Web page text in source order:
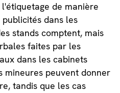
de manière
dans les
stands comptent, mais
faites par les
dans les cabinets
mineures peuvent donner
tandis que les cas